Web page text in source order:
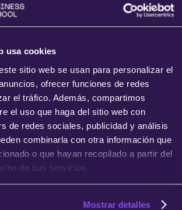
usa cookies
sitio web se usan para personalizar el
ofrecer funciones de redes
el tráfico. Además, compartimos
el uso que haga del sitio web con
de redes sociales, publicidad y análisis
combinarla con otra información que
o que hayan recopilado a partir del
de sus servicios.
Mostrar detalles
lostérminos del servicio